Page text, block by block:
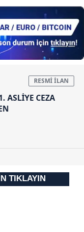
ASLİYE CEZA
TIKLAYIN